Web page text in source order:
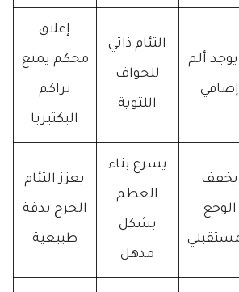
يوجد ألم
إضافي
التئام ذاتي
للحواف
اللثوية
إغلاق
محكم يمنع
تراكم
البكتيريا
يخفف
الوجع
يسرع بناء
العظم
بشكل
مذهل
يعزز التئام
الجرح بدقة
طبيعية